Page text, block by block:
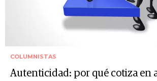
COLUMNISTAS
Autenticidad: por qué cotiza en